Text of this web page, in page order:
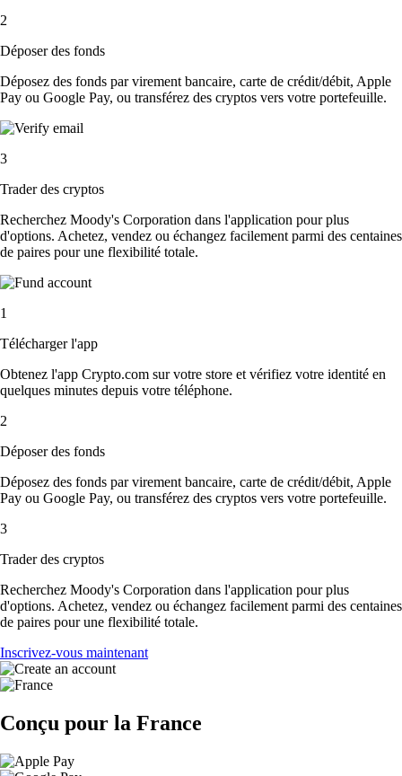
2
Déposer des fonds
Déposez des fonds par virement bancaire, carte de crédit/débit, Apple
Pay ou Google Pay, ou transférez des cryptos vers votre portefeuille.
3
Trader des cryptos
Recherchez Moody's Corporation dans l'application pour plus
d'options. Achetez, vendez ou échangez facilement parmi des centaines
de paires pour une flexibilité totale.
1
Télécharger l'app
Obtenez l'app Crypto.com sur votre store et vérifiez votre identité en
quelques minutes depuis votre téléphone.
2
Déposer des fonds
Déposez des fonds par virement bancaire, carte de crédit/débit, Apple
Pay ou Google Pay, ou transférez des cryptos vers votre portefeuille.
3
Trader des cryptos
Recherchez Moody's Corporation dans l'application pour plus
d'options. Achetez, vendez ou échangez facilement parmi des centaines
de paires pour une flexibilité totale.
Inscrivez-vous maintenant
Conçu pour la France